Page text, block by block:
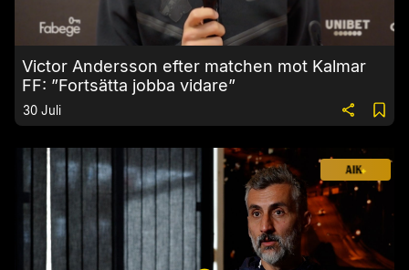
Victor Andersson efter matchen mot Kalmar
FF: ”Fortsätta jobba vidare”
30 Juli